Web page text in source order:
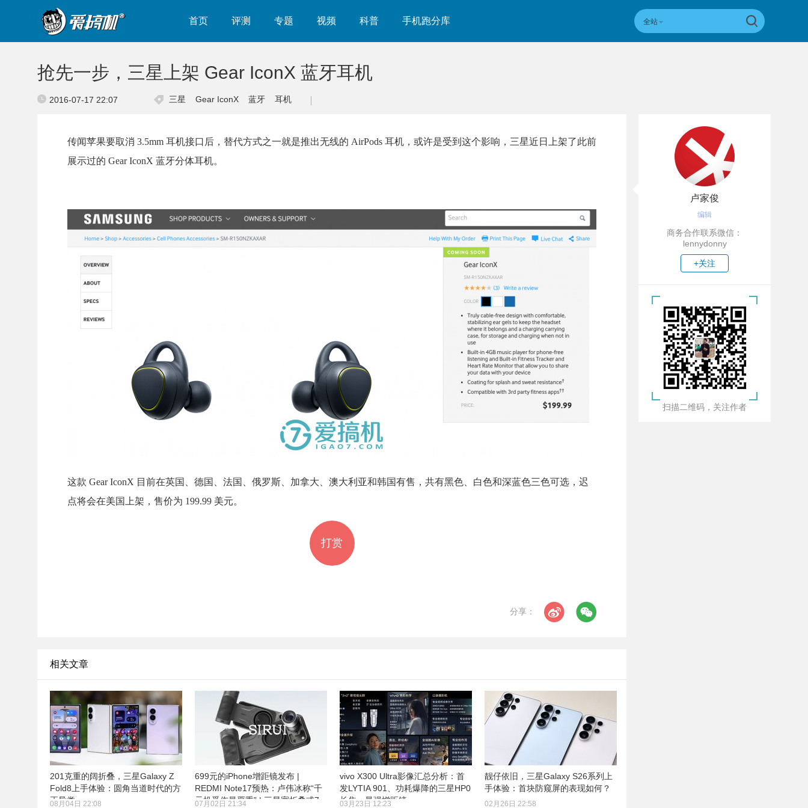
首页 评测 专题 视频 科普 手机跑分库 全站
抢先一步，三星上架 Gear IconX 蓝牙耳机
2016-07-17 22:07 三星 Gear IconX 蓝牙 耳机
传闻苹果要取消 3.5mm 耳机接口后，替代方式之一就是推出无线的 AirPods 耳机，或许是受到这个影响，三星近日上架了此前
展示过的 Gear IconX 蓝牙分体耳机。
这款 Gear IconX 目前在英国、德国、法国、俄罗斯、加拿大、澳大利亚和韩国有售，共有黑色、白色和深蓝色三色可选，迟
点将会在美国上架，售价为 199.99 美元。
打赏
分享：
相关文章
201克重的阔折叠，三星Galaxy Z
Fold8上手体验：圆角当道时代的方
正异类
08月04日 22:08
699元的iPhone增距镜发布 |
REDMI Note17预热：卢伟冰称“千
元机受伤最严重” | 三星宽折叠或7
07月02日 21:34
vivo X300 Ultra影像汇总分析：首
发LYTIA 901、功耗爆降的三星HP0
长焦、最强增距镜
03月23日 12:23
靓仔依旧，三星Galaxy S26系列上
手体验：首块防窥屏的表现如何？
02月26日 22:58
卢家俊
编辑
商务合作联系微信：
lennydonny
+关注
扫描二维码，关注作者